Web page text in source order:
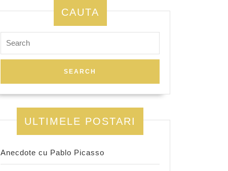
CAUTA
for:
ULTIMELE POSTARI
Anecdote cu Pablo Picasso